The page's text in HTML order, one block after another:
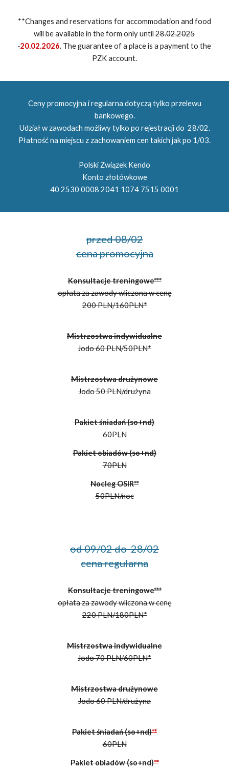
**Changes and reservations for accommodation and food
will be available in the form only until 28.02.2025
20.02.2026. The guarantee of a place is a payment to the
PZK account.
Ceny promocyjna i regularna dotyczą tylko przelewu
bankowego.
Udział w zawodach możliwy tylko po rejestracji do 28/02.
Płatność na miejscu z zachowaniem cen takich jak po 1/03.
Polski Związek Kendo
Konto złotówkowe
40 2530 0008 2041 1074 7515 0001
przed 08/02
cena promocyjna
Konsultacje treningowe***
opłata za zawody wliczona w cenę
200PLN/160PLN*
Mistrzostwa indywidualne
Jodo 60 PLN/50PLN*
Mistrzostwa drużynowe
Jodo 50 PLN/drużyna
Pakiet śniadań (so+nd)
60PLN
Pakiet obiadów (so+nd)
70PLN
NoclegOSIR**
50PLN/noc
od 09/02 do28/02
cena regularna
Konsultacje treningowe***
opłata za zawody wliczona w cenę
220PLN/180PLN*
Mistrzostwa indywidualne
Jodo70 PLN/60PLN*
Mistrzostwa drużynowe
Jodo60 PLN/drużyna
Pakiet śniadań (so+nd)**
60PLN
Pakiet obiadów (so+nd)**